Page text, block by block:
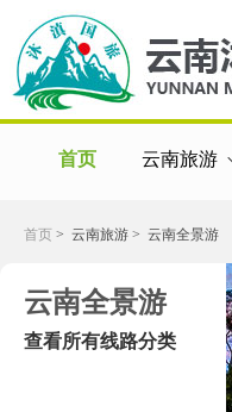
首页 云南旅游
首页 > 云南旅游 > 云南全景游
云南全景游
查看所有线路分类